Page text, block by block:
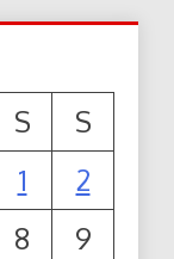
S
S
1
2
8
9